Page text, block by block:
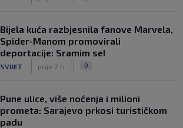
Bijela kuća razbjesnila fanove Marvela,
Spider-Manom promovirali
deportacije: Sramim se!
SVIJET prije 2 h 0
Pune ulice, više noćenja i milioni
prometa: Sarajevo prkosi turističkom
padu